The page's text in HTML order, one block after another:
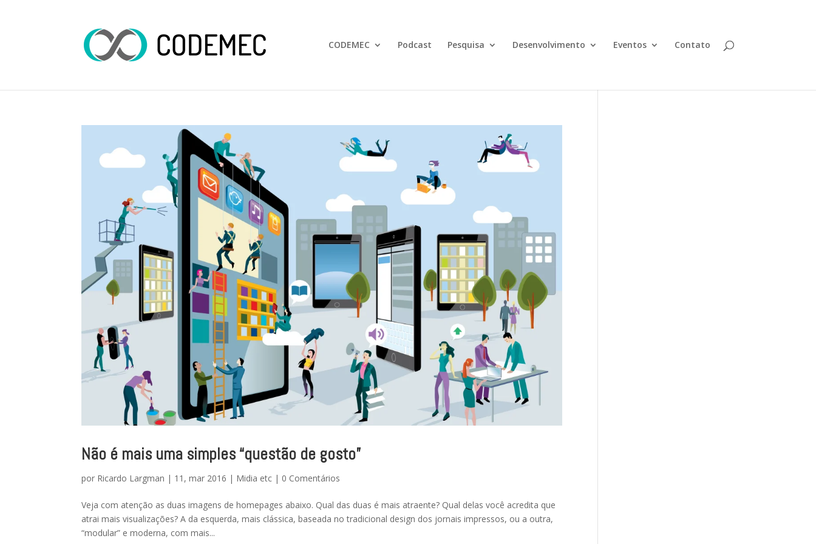
CODEMEC Podcast Pesquisa Desenvolvimento Eventos Contato
Não é mais uma simples “questão de gosto”
por Ricardo Largman | 11, mar 2016 | Midia etc | 0 Comentários
Veja com atenção as duas imagens de homepages abaixo. Qual das duas é mais atraente? Qual delas você acredita que
atrai mais visualizações? A da esquerda, mais clássica, baseada no tradicional design dos jornais impressos, ou a outra,
“modular” e moderna, com mais...